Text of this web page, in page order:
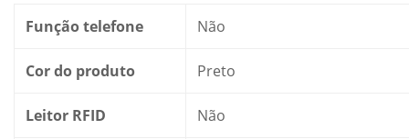
Função telefone Não
Cor do produto Preto
Leitor RFID Não